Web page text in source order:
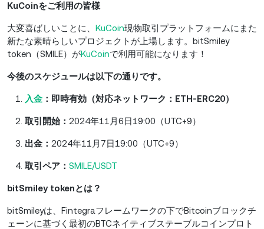
KuCoinをご利用の皆様
大変喜ばしいことに、 KuCoin現物取引プラットフォームにまた
新たな素晴らしいプロジェクトが上場します。bitSmiley
token（SMILE）がKuCoinで利用可能になります！
今後のスケジュールは以下の通りです。
入金 ：即時有効（対応ネットワーク：ETH-ERC20）
取引開始： 2024年11月6日19:00（UTC+9）
出金： 2024年11月7日19:00（UTC+9）
取引ペア： SMILE/USDT
bitSmiley tokenとは？
bitSmileyは、Fintegraフレームワークの下でBitcoinブロックチ
ェーンに基づく最初のBTCネイティブステーブルコインプロト